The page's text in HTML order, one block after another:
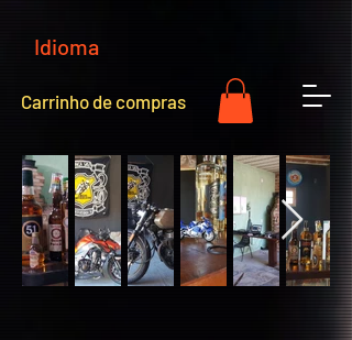
Idioma
Carrinho de compras